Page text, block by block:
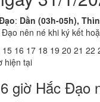
: Dần (03h-05h),
nên né khi ký kết
15 16 17 18 19 20 21 22
hiện tại
giờ Hắc Đạo